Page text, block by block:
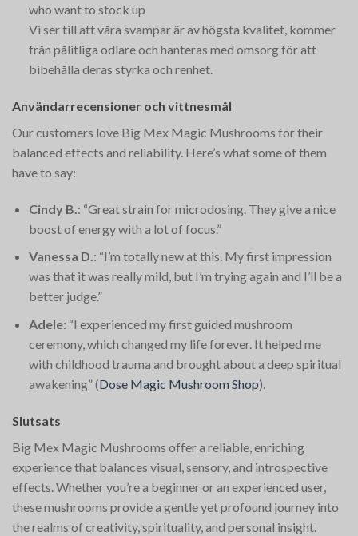
who want to stock up​
Vi ser till att våra svampar är av högsta kvalitet, kommer
från pålitliga odlare och hanteras med omsorg för att
bibehålla deras styrka och renhet.
Användarrecensioner och vittnesmål
Our customers love Big Mex Magic Mushrooms for their
balanced effects and reliability. Here’s what some of them
have to say:
Cindy B. : “Great strain for microdosing. They give a nice
boost of energy with a lot of focus.”
Vanessa D.: “I’m totally new at this. My first impression
was that it was really mild, but I’m trying again and I’ll be a
better judge.”
Adele: “I experienced my first guided mushroom
ceremony, which changed my life forever. It helped me
with childhood trauma and brought about a deep spiritual
awakening”​(Dose Magic Mushroom Shop)
Slutsats
Big Mex Magic Mushrooms offer a reliable, enriching
experience that balances visual, sensory, and introspective
effects. Whether you’re a beginner or an experienced user,
these mushrooms provide a gentle yet profound journey into
the realms of creativity, spirituality, and personal insight.